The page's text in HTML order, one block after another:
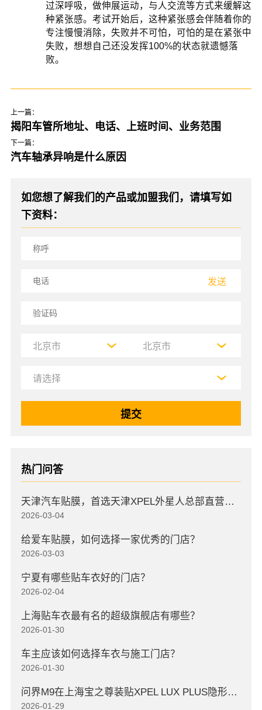
过深呼吸，做伸展运动，与人交流等方式来缓解这
种紧张感。考试开始后，这种紧张感会伴随着你的
专注慢慢消除，失败并不可怕，可怕的是在紧张中
失败，想想自己还没发挥100%的状态就遗憾落
败。
上一篇：
揭阳车管所地址、电话、上班时间、业务范围
下一篇：
汽车轴承异响是什么原因
如您想了解我们的产品或加盟我们，请填写如
下资料：
发送
热门问答
天津汽车贴膜，首选天津XPEL外星人总部直营店，高口碑店
2026-03-04
给爱车贴膜，如何选择一家优秀的门店？
2026-03-03
宁夏有哪些贴车衣好的门店？
2026-02-04
上海贴车衣最有名的超级旗舰店有哪些？
2026-01-30
车主应该如何选择车衣与施工门店？
2026-01-30
问界M9在上海宝之尊装贴XPEL LUX PLUS隐形车衣
2026-01-29